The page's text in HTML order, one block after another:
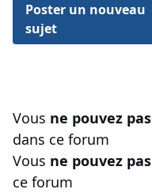
Poster un nouveau
sujet
Vous ne pouvez pas
dans ce forum
Vous ne pouvez pas
ce forum